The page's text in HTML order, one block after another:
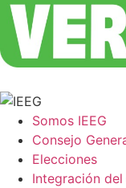
Somos IEEG
Consejo
Elecciones
Integración